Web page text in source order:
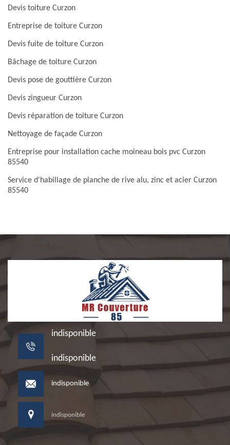
Devis toiture Curzon
Entreprise de toiture Curzon
Devis fuite de toiture Curzon
Bâchage de toiture Curzon
Devis pose de gouttière Curzon
Devis zingueur Curzon
Devis réparation de toiture Curzon
Nettoyage de façade Curzon
Entreprise pour installation cache moineau bois pvc Curzon
85540
Service d'habillage de planche de rive alu, zinc et acier Curzon
85540
indisponible
indisponible
indisponible
indisponible